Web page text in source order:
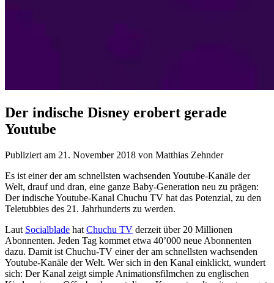
Der indische Disney erobert gerade
Youtube
Publiziert am 21. November 2018 von Matthias Zehnder
Es ist einer der am schnellsten wachsenden Youtube-Kanäle der
Welt, drauf und dran, eine ganze Baby-Generation neu zu prägen:
Der indische Youtube-Kanal Chuchu TV hat das Potenzial, zu den
Teletubbies des 21. Jahrhunderts zu werden.
Laut Socialblade hat Chuchu TV derzeit über 20 Millionen
Abonnenten. Jeden Tag kommet etwa 40’000 neue Abonnenten
dazu. Damit ist Chuchu-TV einer der am schnellsten wachsenden
Youtube-Kanäle der Welt. Wer sich in den Kanal einklickt, wundert
sich: Der Kanal zeigt simple Animationsfilmchen zu englischen